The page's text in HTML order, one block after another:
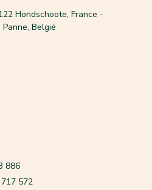
Hondschoote, France -
België
886
572